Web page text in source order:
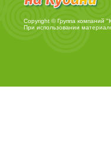
Copyright © Группа компаний
При использовании